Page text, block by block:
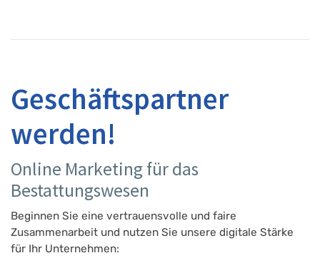
Geschäftspartner
werden!
Online Marketing für das
Bestattungswesen
Beginnen Sie eine vertrauensvolle und faire
Zusammenarbeit und nutzen Sie unsere digitale Stärke
für Ihr Unternehmen: